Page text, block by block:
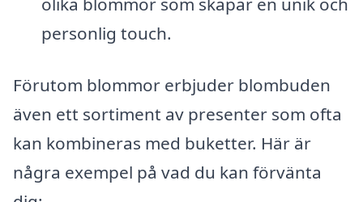
personlig touch.
Förutom blommor erbjuder blombuden
även ett sortiment av presenter som ofta
kan kombineras med buketter. Här är
några exempel på vad du kan förvänta